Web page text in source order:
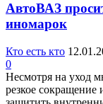
АвтоВАЗ
иномарок
Кто есть кто
0
Несмотря на уход
резкое